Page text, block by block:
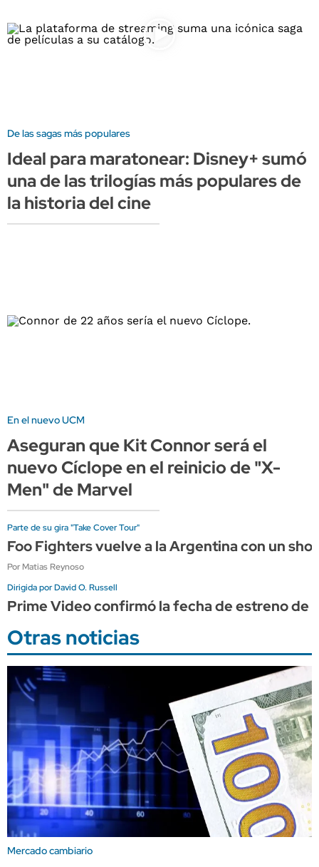
De las sagas más populares
Ideal para maratonear: Disney+ sumó
una de las trilogías más populares de
la historia del cine
En el nuevo UCM
Aseguran que Kit Connor será el
nuevo Cíclope en el reinicio de "X-
Men" de Marvel
Parte de su gira "Take Cover Tour"
Foo Fighters vuelve a la Argentina con un
Por Matias Reynoso
Dirigida por David O. Russell
Prime Video confirmó la fecha de estreno de
Otras noticias
Mercado cambiario